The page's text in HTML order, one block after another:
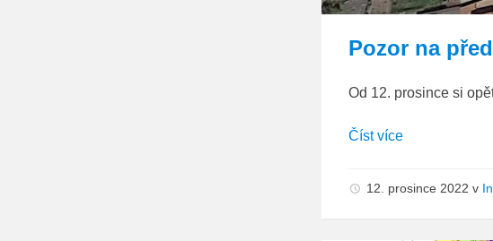
Pozor na
Od 12. prosince si
Číst více
12. prosince 2022v